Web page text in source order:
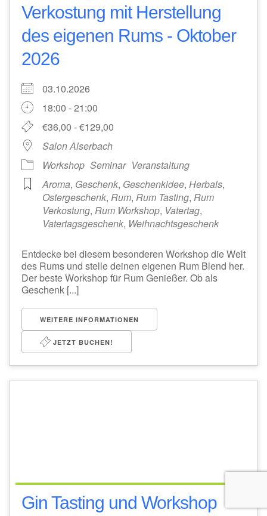
Verkostung mit Herstellung
des eigenen Rums - Oktober
2026
03.10.2026
18:00 - 21:00
€36,00 - €129,00
Salon Alserbach
Workshop Seminar Veranstaltung
Aroma, Geschenk, Geschenkidee, Herbals,
Ostergeschenk, Rum, Rum Tasting, Rum
Verkostung, Rum Workshop, Vatertag,
Vatertagsgeschenk, Weihnachtsgeschenk
Entdecke bei diesem besonderen Workshop die Welt
des Rums und stelle deinen eigenen Rum Blend her.
Der beste Workshop für Rum Genießer. Ob als
Geschenk [...]
WEITERE INFORMATIONEN
JETZT BUCHEN!
Gin Tasting und Workshop